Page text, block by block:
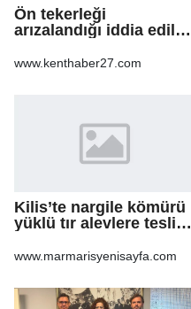
Ön tekerleği
arızalandığı iddia edilen
çarptı: 1 yaralı
www.kenthaber27.com
Kilis’te nargile kömürü
yüklü tır alevlere teslim
www.marmarisyenisayfa.com